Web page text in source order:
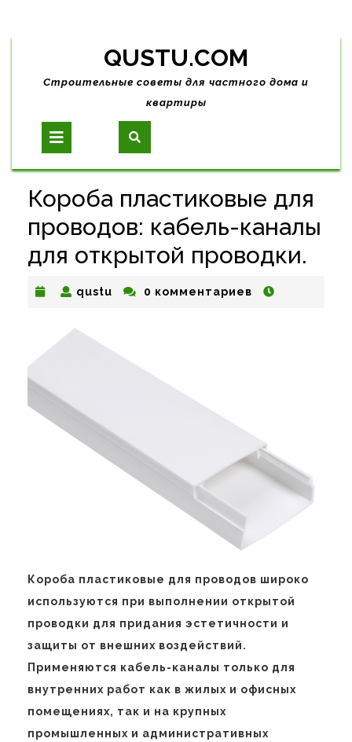
Skip
content
QUSTU.COM
Строительные советы для частного дома и
квартиры
Open
Button
Короба пластиковые для
проводов: кабель-каналы
для открытой проводки.
qustu qustu0 комментариев
Короба пластиковые для проводов широко
используются при выполнении открытой
проводки для придания эстетичности и
защиты от внешних воздействий.
Применяются кабель-каналы только для
внутренних работ как в жилых и офисных
помещениях, так и на крупных
промышленных и административных